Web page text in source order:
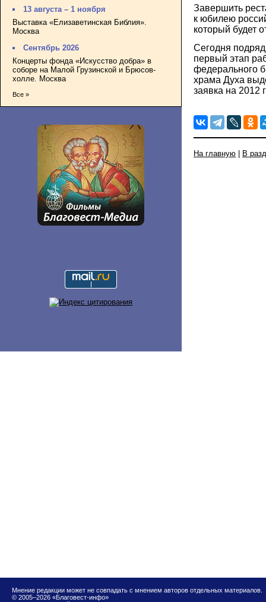
13 августа – 1 ноября
Выставка «Елизаветинская Библия».
Москва
Сентябрь 2026
Концерты фонда «Искусство добра» в
соборе на Малой Грузинской и Брюсов-
холле. Москва
Все »
Завершить
к юбилею
который будет
Сегодня
первый этап
федерального
храма Духа
заявка на 2012
На главную В
Мнение редакции может не совпадать с мнением авторов отдельных материалов.
© 2005–2026 «Благовест-инфо»